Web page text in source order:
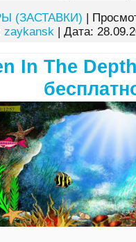
(ЗАСТАВКИ)
zaykansk| Дата:
In The